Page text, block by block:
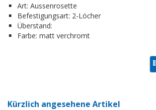
Art: Aussenrosette
Befestigungsart: 2-Löcher
Überstand:
Farbe: matt verchromt
Kürzlich angesehene Artikel